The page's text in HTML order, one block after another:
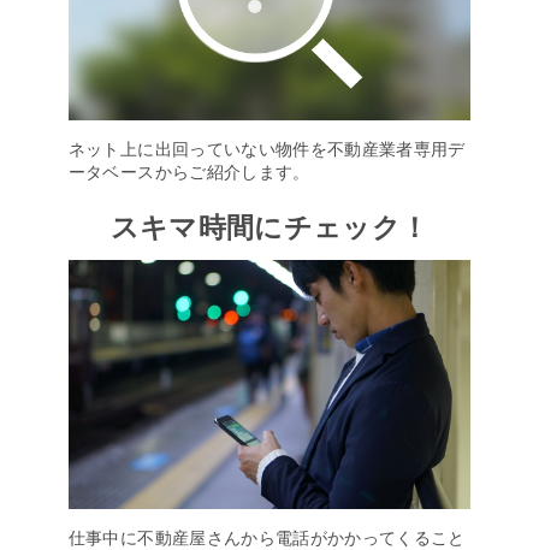
ネット上に出回っていない物件を不動産業者専用デ
ータベースからご紹介します。
スキマ時間にチェック！
仕事中に不動産屋さんから電話がかかってくること